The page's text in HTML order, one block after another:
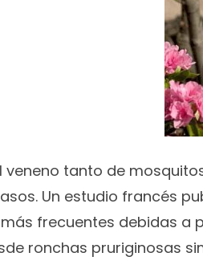
veneno tanto de
Un estudio francés
frecuentes debidas a
ronchas pruriginosas